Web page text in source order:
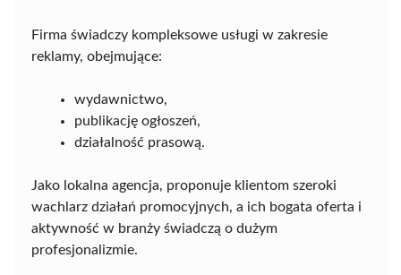
Firma świadczy kompleksowe usługi w zakresie
reklamy, obejmujące:
wydawnictwo,
publikację ogłoszeń,
działalność prasową.
Jako lokalna agencja, proponuje klientom szeroki
wachlarz działań promocyjnych, a ich bogata oferta i
aktywność w branży świadczą o dużym
profesjonalizmie.